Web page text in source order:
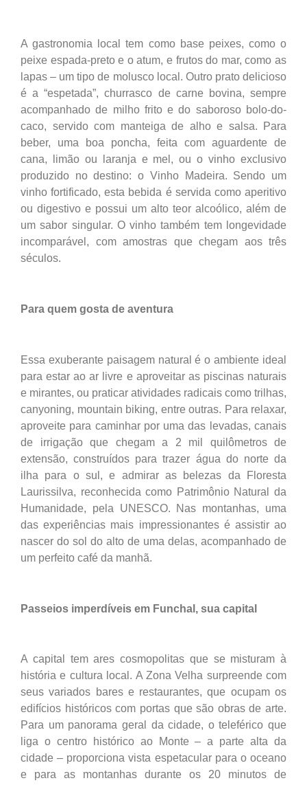
A gastronomia local tem como base peixes, como o
peixe espada-preto e o atum, e frutos do mar, como as
lapas – um tipo de molusco local. Outro prato delicioso
é a “espetada”, churrasco de carne bovina, sempre
acompanhado de milho frito e do saboroso bolo-do-
caco, servido com manteiga de alho e salsa. Para
beber, uma boa poncha, feita com aguardente de
cana, limão ou laranja e mel, ou o vinho exclusivo
produzido no destino: o Vinho Madeira. Sendo um
vinho fortificado, esta bebida é servida como aperitivo
ou digestivo e possui um alto teor alcoólico, além de
um sabor singular. O vinho também tem longevidade
incomparável, com amostras que chegam aos três
séculos.
Para quem gosta de aventura
Essa exuberante paisagem natural é o ambiente ideal
para estar ao ar livre e aproveitar as piscinas naturais
e mirantes, ou praticar atividades radicais como trilhas,
canyoning, mountain biking, entre outras. Para relaxar,
aproveite para caminhar por uma das levadas, canais
de irrigação que chegam a 2 mil quilômetros de
extensão, construídos para trazer água do norte da
ilha para o sul, e admirar as belezas da Floresta
Laurissilva, reconhecida como Patrimônio Natural da
Humanidade, pela UNESCO. Nas montanhas, uma
das experiências mais impressionantes é assistir ao
nascer do sol do alto de uma delas, acompanhado de
um perfeito café da manhã.
Passeios imperdíveis em Funchal, sua capital
A capital tem ares cosmopolitas que se misturam à
história e cultura local. A Zona Velha surpreende com
seus variados bares e restaurantes, que ocupam os
edifícios históricos com portas que são obras de arte.
Para um panorama geral da cidade, o teleférico que
liga o centro histórico ao Monte – a parte alta da
cidade – proporciona vista espetacular para o oceano
e para as montanhas durante os 20 minutos de